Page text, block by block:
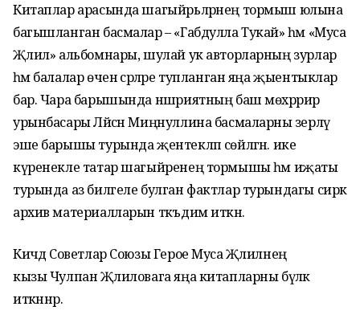
Китаплар арасында шагыйрьләрнең тормыш юлына
багышланган басмалар – «Габдулла Тукай» һәм «Муса
Җәлил» альбомнары, шулай ук авторларның зурлар
һәм балалар өчен әсәрләре тупланган яңа җыентыклар
бар. Чара барышында нәшриятның баш мөхәррир
урынбасары Ләйсән Миңнуллина басмаларны әзерләү
эше барышы турында җентекләп сөйләгән. ике
күренекле татар шагыйренең тормышы һәм иҗаты
турында аз билгеле булган фактлар турындагы сирәк
архив материалларын тәкъдим иткән.
Кичәдә Советлар Союзы Герое Муса Җәлилнең
кызы Чулпан Җәлиловага яңа китапларны бүләк
иткәннәр.